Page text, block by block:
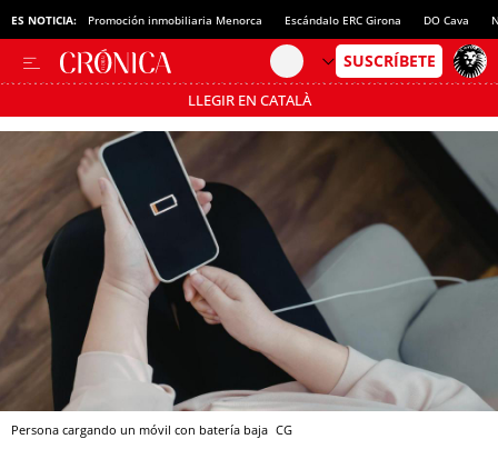
ES NOTICIA: Promoción inmobiliaria Menorca Escándalo ERC Girona DO Cava
LLEGIR EN CATALÀ
Pásate al MODO AHORRO
Persona cargando un móvil con batería baja CG